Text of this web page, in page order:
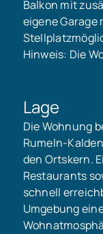
Balkon mit
eigene Garage
Hinweis: Die
Lage
Die Wohnung
Rumeln-
den Ortskern.
Restaurants
schnell
Umgebung